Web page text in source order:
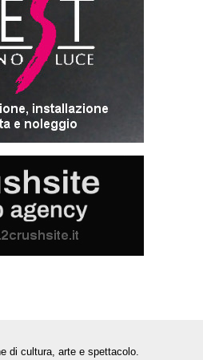
di cultura, arte e spettacolo.